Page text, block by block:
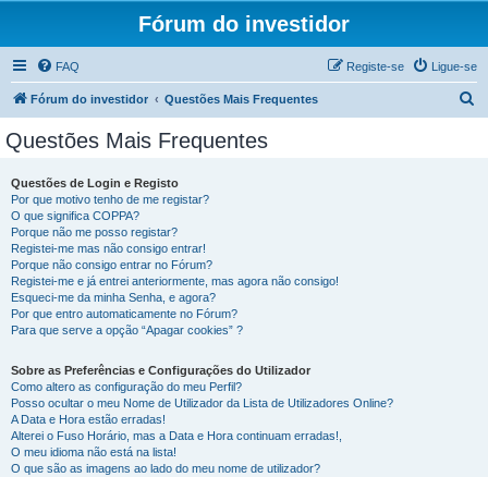
Fórum do investidor
FAQ Ligue-se
Registe-se
Fórum do investidor Questões Mais Frequentes
Questões Mais Frequentes
Questões de Login e Registo
Por que motivo tenho de me registar?
O que significa COPPA?
Porque não me posso registar?
Registei-me mas não consigo entrar!
Porque não consigo entrar no Fórum?
Registei-me e já entrei anteriormente, mas agora não consigo!
Esqueci-me da minha Senha, e agora?
Por que entro automaticamente no Fórum?
Para que serve a opção “Apagar cookies” ?
Sobre as Preferências e Configurações do Utilizador
Como altero as configuração do meu Perfil?
Posso ocultar o meu Nome de Utilizador da Lista de Utilizadores Online?
A Data e Hora estão erradas!
Alterei o Fuso Horário, mas a Data e Hora continuam erradas!,
O meu idioma não está na lista!
O que são as imagens ao lado do meu nome de utilizador?